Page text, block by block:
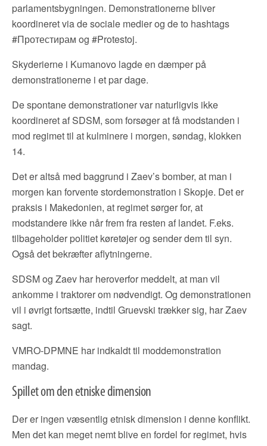
parlamentsbygningen. Demonstrationerne bliver
koordineret via de sociale medier og de to hashtags
#Протестирам og #Protestoj.
Skyderierne i Kumanovo lagde en dæmper på
demonstrationerne i et par dage.
De spontane demonstrationer var naturligvis ikke
koordineret af SDSM, som forsøger at få modstanden i
mod regimet til at kulminere i morgen, søndag, klokken
14.
Det er altså med baggrund i Zaev’s bomber, at man i
morgen kan forvente stordemonstration i Skopje. Det er
praksis i Makedonien, at regimet sørger for, at
modstandere ikke når frem fra resten af landet. F.eks.
tilbageholder politiet køretøjer og sender dem til syn.
Også det bekræfter aflytningerne.
SDSM og Zaev har heroverfor meddelt, at man vil
ankomme i traktorer om nødvendigt. Og demonstrationen
vil i øvrigt fortsætte, indtil Gruevski trækker sig, har Zaev
sagt.
VMRO-DPMNE har indkaldt til moddemonstration
mandag.
Spillet om den etniske dimension
Der er ingen væsentlig etnisk dimension i denne konflikt.
Men det kan meget nemt blive en fordel for regimet, hvis